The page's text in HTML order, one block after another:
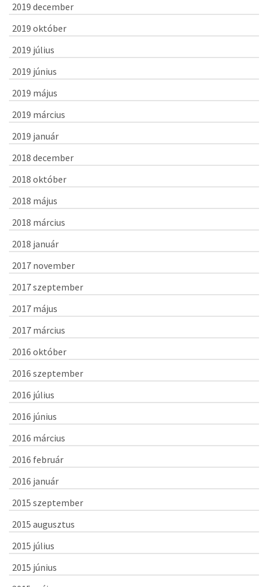
2019 december
2019 október
2019 július
2019 június
2019 május
2019 március
2019 január
2018 december
2018 október
2018 május
2018 március
2018 január
2017 november
2017 szeptember
2017 május
2017 március
2016 október
2016 szeptember
2016 július
2016 június
2016 március
2016 február
2016 január
2015 szeptember
2015 augusztus
2015 július
2015 június